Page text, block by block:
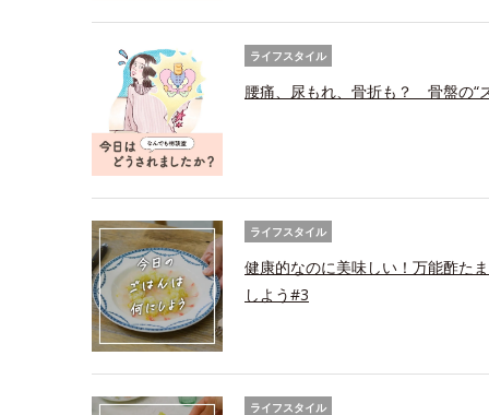
ライフスタイル
腰痛、尿もれ、骨折も？ 骨盤の“
ライフスタイル
健康的なのに美味しい！万能酢た
しよう#3
ライフスタイル